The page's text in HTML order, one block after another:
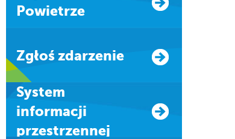
Powietrze
Zgłoś zdarzenie
system
informacji
przestrzennej